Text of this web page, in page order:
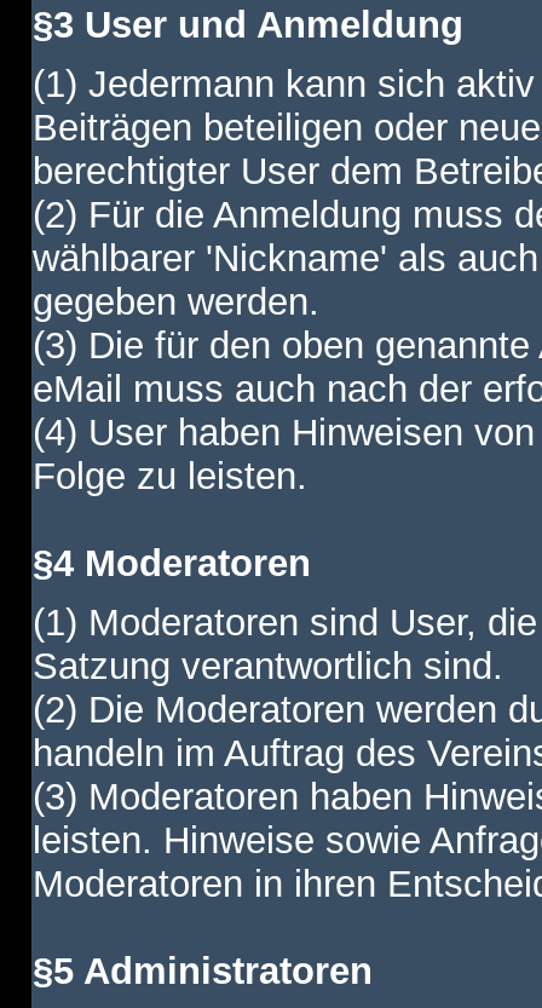
§3 User und Anmeldung
(1) Jedermann kann sich
Beiträgen beteiligen oder
berechtigter User dem
(2) Für die Anmeldung muss
wählbarer 'Nickname' als
gegeben werden.
(3) Die für den oben
eMail muss auch nach der
(4) User haben Hinweisen
Folge zu leisten.
§4 Moderatoren
(1) Moderatoren sind User,
Satzung verantwortlich sind.
(2) Die Moderatoren werden
handeln im Auftrag des
(3) Moderatoren haben
leisten. Hinweise sowie
Moderatoren in ihren
§5 Administratoren